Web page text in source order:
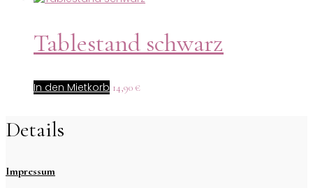
Tablestand schwarz
In den Mietkorb 14,90 €
Details
Impressum